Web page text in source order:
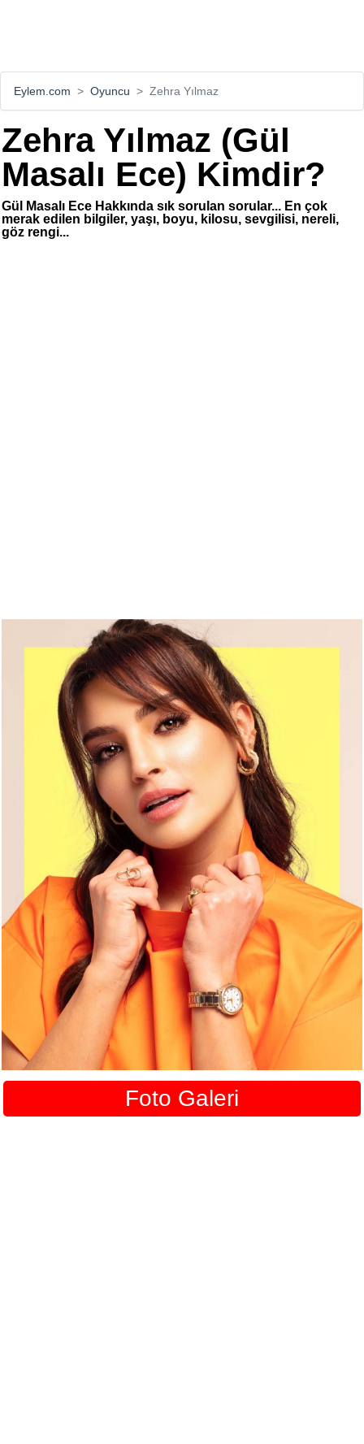
Eylem.com Oyuncu Zehra Yılmaz
Zehra Yılmaz (Gül
Masalı Ece) Kimdir?
Gül Masalı Ece Hakkında sık sorulan sorular... En çok
merak edilen bilgiler, yaşı, boyu, kilosu, sevgilisi, nereli,
göz rengi...
Foto Galeri